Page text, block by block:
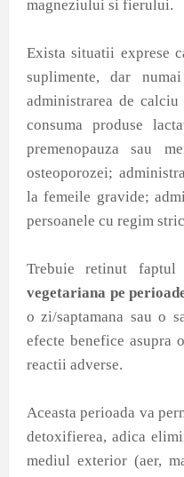
magneziului si fierului.
Exista situatii exprese
suplimente, dar
administrarea de
consuma produse
premenopauza sau
osteoporozei;
la femeile gravide;
persoanele cu regim
Trebuie retinut
vegetariana pe
o zi/saptamana sau o
efecte benefice asupra
reactii adverse.
Aceasta perioada va
detoxifierea, adica
mediul exterior (aer,